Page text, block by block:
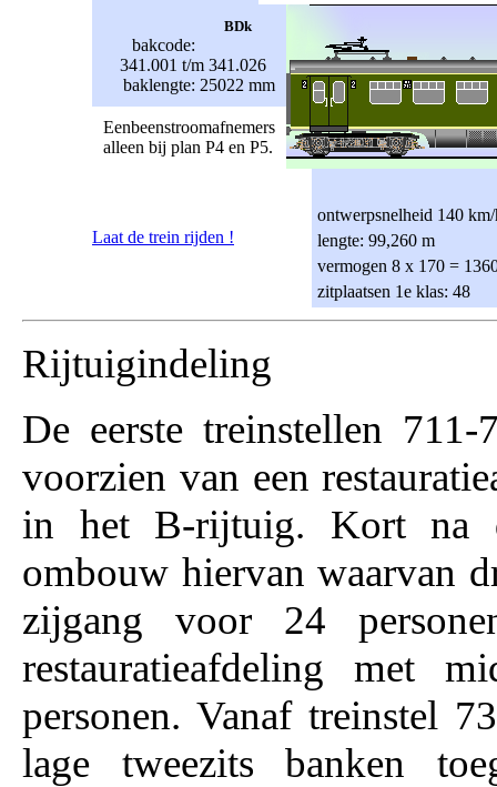
BDk
bakcode:
341.001 t/m 341.026
baklengte: 25022 mm
Eenbeenstroomafnemers
alleen bij plan P4 en P5.
Laat de trein rijden !
ontwerpsnelheid 140
lengte: 99,260 m
vermogen 8 x 170 =
zitplaatsen 1e klas: 48
Rijtuigindeling
De eerste treinstellen
voorzien van een
in het B-rijtuig. Kort na
ombouw hiervan waarvan
zijgang voor 24
restauratieafdeling met
personen. Vanaf treinstel
lage tweezits banken